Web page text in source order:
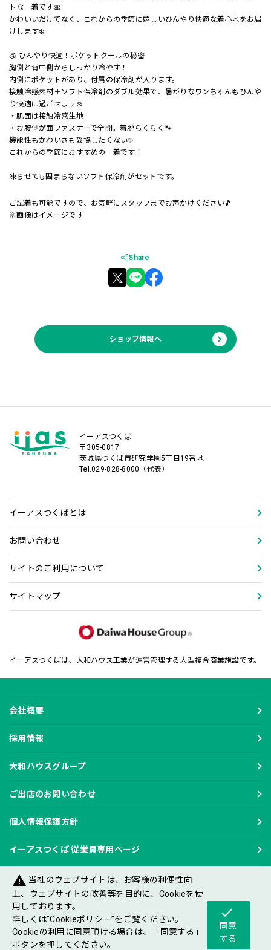
トな一着です🎀
かわいいだけでなく、これからの季節に嬉しいひんやり快適な着心地をお届
けします❄️
🧊 ひんやり快適！ポケットクールの秘密
胸側と背中側からしっかり冷やす！
内側にポケットがあり、付属の保冷剤が入ります。
接触冷感素材＋ソフト保冷剤のダブル効果で、暑がりなワンちゃんもひんや
り快適に過ごせます❄️
・肌面は接触冷感生地
・お腹側が面ファスナーで全開。着脱らくらく🐾
機能性もかわいさも妥協したくない✨
これからの季節におすすめの一着です！
凍らせても固まらないソフト保冷剤がセットです。
ご試着も可能ですので、お気軽にスタッフまでお声かけください🎵
※画像はイメージです
Share
ショップ情報へ
イーアスつくば
〒305-0817
茨城県つくば市研究学園5丁目19番地
Tel.029-828-8000（代表）
イーアスつくばとは
お問い合わせ
サイトのご利用について
サイトマップ
イーアスつくばは、大和ハウス工業が運営管理する大型複合商業施設です。
会社概要
採用情報
大和ハウスグループ
ご出店のお問い合わせ
個人情報保護方針
イーアスつくば 従業員専用ページ
All rights reserved.
warning 当社のウェブサイトは、お客様の利便性向
上、ウェブサイトの改善等を目的に、Cookieを使
用しております。
詳しくは”Cookieポリシー”をご覧ください。
Cookieの利用に同意頂ける場合は、「同意する」
ボタンを押してください。
check
同意
する